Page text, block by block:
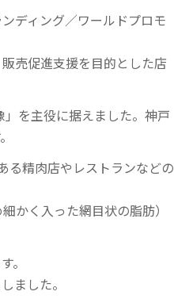
ディング／ワールドプロモ
売促進支援を目的とした店
」を主役に据えました。神戸
る精肉店やレストランなどの
かく入った網目状の脂肪）
。
ました。